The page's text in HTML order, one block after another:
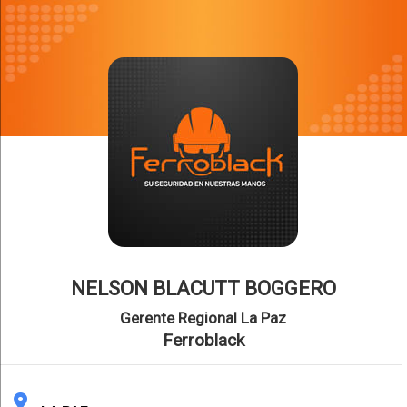
NELSON BLACUTT BOGGERO
Gerente Regional La Paz
Ferroblack